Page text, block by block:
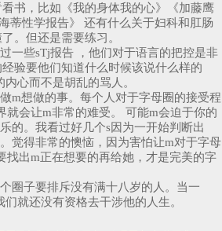
书，比如《我的身体我的心》《加藤鹰
蒂性学报告》 还有什么关于妇科和肛肠
。但还是需要练习。
一些sTj报告 ，他们对于语言的把控是非
验要他们知道什么时候该说什么样的
心而不是胡乱的骂人。
m想做的事。每个人对于字母圈的接受程
就会让m非常的难受。 可能m会迫于你的
的。我看过好几个s因为一开始判断出
觉得非常的懊恼，因为害怕让m对于字母
找出m正在想要的再给她，才是完美的字
圈子要排斥没有满十八岁的人。当一
就还没有资格去干涉他的人生。